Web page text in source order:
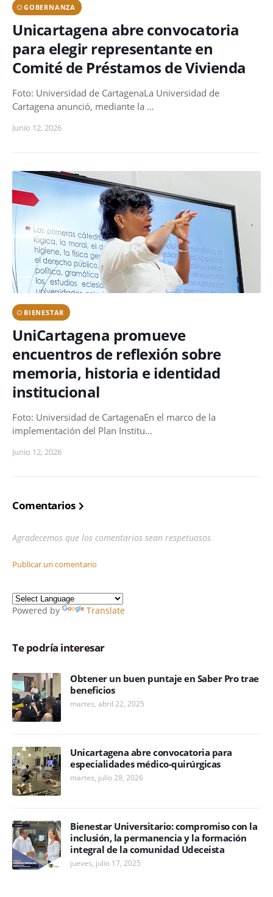
GOBERNANZA
Unicartagena abre convocatoria
para elegir representante en
Comité de Préstamos de Vivienda
Foto: Universidad de CartagenaLa Universidad de
Cartagena anunció, mediante la …
Junio 12, 2026
BIENESTAR
UniCartagena promueve
encuentros de reflexión sobre
memoria, historia e identidad
institucional
Foto: Universidad de CartagenaEn el marco de la
implementación del Plan Institu…
Junio 12, 2026
Comentarios
Agradecemos que los comentarios sean respetuosos
Publicar un comentario
Powered by Translate
Te podría interesar
Obtener un buen puntaje en Saber Pro trae
beneficios
martes, abril 22, 2025
Unicartagena abre convocatoria para
especialidades médico-quirúrgicas
martes, julio 28, 2026
Bienestar Universitario: compromiso con la
inclusión, la permanencia y la formación
integral de la comunidad Udeceista
jueves, julio 17, 2025